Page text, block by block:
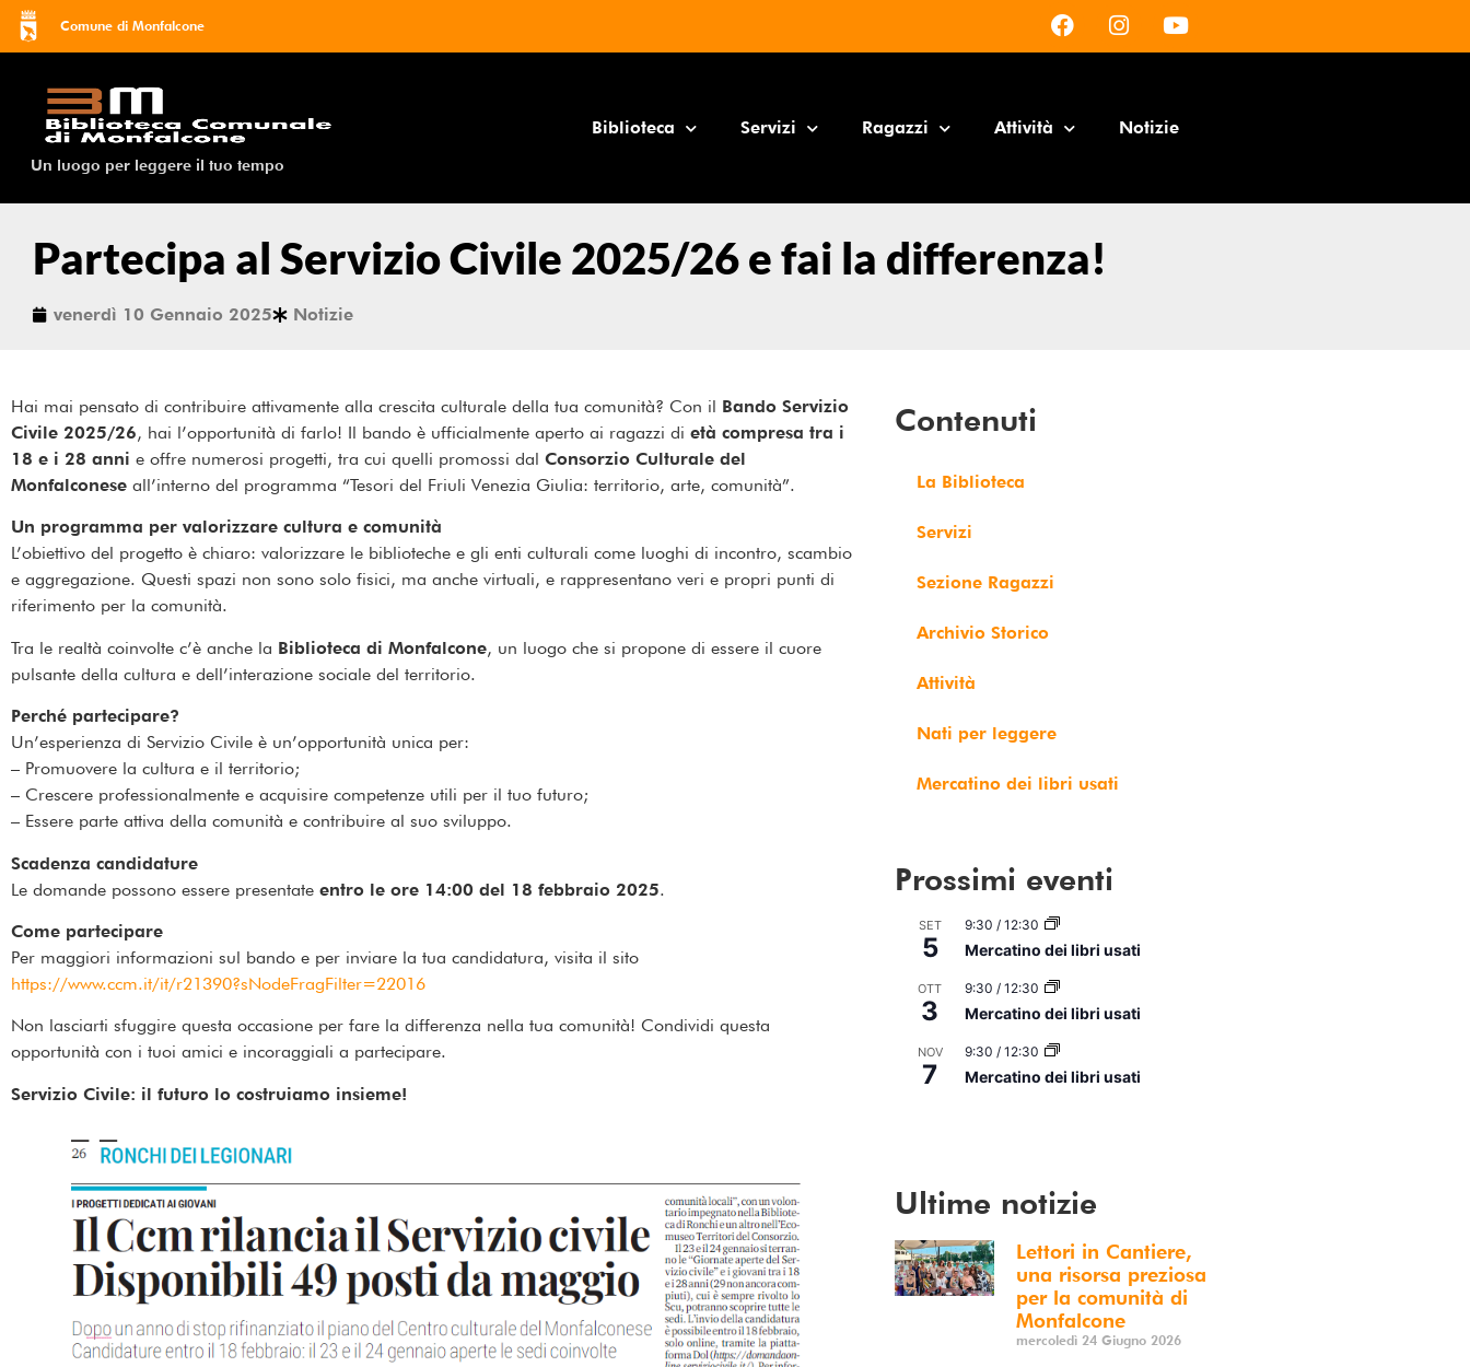
Comune di Monfalcone
Un luogo per leggere il tuo tempo
Biblioteca Servizi Ragazzi Attività Notizie
Partecipa al Servizio Civile 2025/26 e fai la differenza!
venerdì 10 Gennaio 2025 Notizie
Hai mai pensato di contribuire attivamente alla crescita culturale della tua comunità? Con il Bando Servizio
Civile 2025/26, hai l’opportunità di farlo! Il bando è ufficialmente aperto ai ragazzi di età compresa tra i
18 e i 28 anni e offre numerosi progetti, tra cui quelli promossi dal Consorzio Culturale del
Monfalconese all’interno del programma “Tesori del Friuli Venezia Giulia: territorio, arte, comunità”.
Un programma per valorizzare cultura e comunità
L’obiettivo del progetto è chiaro: valorizzare le biblioteche e gli enti culturali come luoghi di incontro, scambio
e aggregazione. Questi spazi non sono solo fisici, ma anche virtuali, e rappresentano veri e propri punti di
riferimento per la comunità.
Tra le realtà coinvolte c’è anche la Biblioteca di Monfalcone, un luogo che si propone di essere il cuore
pulsante della cultura e dell’interazione sociale del territorio.
Perché partecipare?
Un’esperienza di Servizio Civile è un’opportunità unica per:
– Promuovere la cultura e il territorio;
– Crescere professionalmente e acquisire competenze utili per il tuo futuro;
– Essere parte attiva della comunità e contribuire al suo sviluppo.
Scadenza candidature
Le domande possono essere presentate entro le ore 14:00 del 18 febbraio 2025.
Come partecipare
Per maggiori informazioni sul bando e per inviare la tua candidatura, visita il sito
https://www.ccm.it/it/r21390?sNodeFragFilter=22016
Non lasciarti sfuggire questa occasione per fare la differenza nella tua comunità! Condividi questa
opportunità con i tuoi amici e incoraggiali a partecipare.
Servizio Civile: il futuro lo costruiamo insieme!
Contenuti
La Biblioteca
Servizi
Sezione Ragazzi
Archivio Storico
Attività
Nati per leggere
Mercatino dei libri usati
Prossimi eventi
SET
5
9:30 / 12:30
Mercatino dei libri usati
OTT
3
9:30 / 12:30
Mercatino dei libri usati
NOV
7
9:30 / 12:30
Mercatino dei libri usati
Ultime notizie
Lettori in Cantiere,
una risorsa preziosa
per la comunità di
Monfalcone
mercoledì 24 Giugno 2026